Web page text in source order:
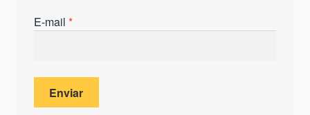
E-mail *